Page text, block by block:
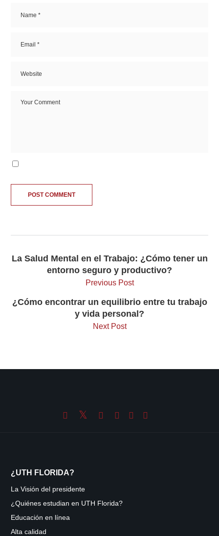
La Salud Mental en el Trabajo: ¿Cómo tener un
entorno seguro y productivo?
Previous Post
¿Cómo encontrar un equilibrio entre tu trabajo
y vida personal?
Next Post
¿UTH FLORIDA?
La Visión del presidente
¿Quiénes estudian en UTH Florida?
Educación en línea
Alta calidad